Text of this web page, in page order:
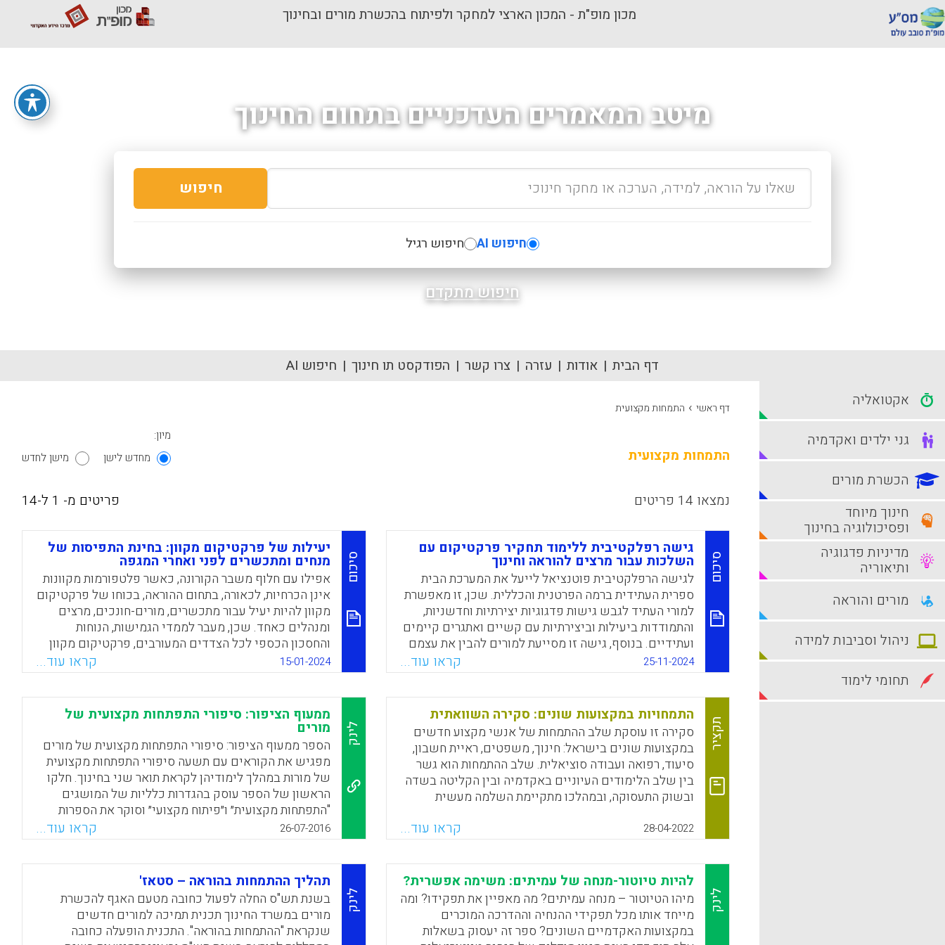
מכון מופ"ת - המכון הארצי למחקר ולפיתוח בהכשרת מורים ובחינוך
מיטב המאמרים העדכניים בתחום החינוך
חיפוש
חיפוש AI חיפוש רגיל
חיפוש מתקדם
דף הבית אודות עזרה צרו קשר הפודקסט תו חינוך חיפוש AI
דף ראשי › התמחות מקצועית
התמחות מקצועית
מיון:
מחדש לישן
מישן לחדש
נמצאו 14 פריטים פריטים מ- 1 ל-14
סיכום
גישה רפלקטיבית ללימוד תחקיר פרקטיקום עם
השלכות עבור מרצים להוראה וחינוך
לגישה הרפלקטיבית פוטנציאל לייעל את המערכת הבית
ספרית העתידית ברמה הפרטנית והכללית. שכן, זו מאפשרת
למורי העתיד לגבש גישות פדגוגיות יצירתיות וחדשניות,
והתמודדות ביעילות וביצירתיות עם קשיים ואתגרים קיימים
ועתידיים. בנוסף, גישה זו מסייעת למורים להבין את עצמם
טוב יותר, ללמוד להשתפר בכוחות עצמם, להשחיז את
מיומנויות ההוראה, לפתח מיומנויות אוטונומיות
ומוכוונות-עצמית ולפתח הרגל בריא של למידה לאורך החיים.
WhatsApp
Facebook
Email
X
25-11-2024 קראו עוד...
סיכום
יעילות של פרקטיקום מקוון: בחינת התפיסות של
מנחים ומתכשרים לפני ואחרי המגפה
אפילו עם חלוף משבר הקורונה, כאשר פלטפורמות מקוונות
אינן הכרחיות, לכאורה, בתחום ההוראה, בכוחו של פרקטיקום
מקוון להיות יעיל עבור מתכשרים, מורים-חונכים, מרצים
ומנהלים כאחד. שכן, מעבר לממדי הגמישות, הנוחות
והחסכון הכספי לכל הצדדים המעורבים, פרקטיקום מקוון
מסייע בהרחבת ההיצע הפרסונלי, הגדלת מצבת כוח האדם,
הטמעת טכנולוגיות מידע ותקשורת בחינוך, העמקת שיתופי
הפעולה הווירטואליים נרחבים ופריסת רשת הקשרים
המקצועיים.
WhatsApp
Facebook
Email
X
15-01-2024 קראו עוד...
תקציר
התמחויות במקצועות שונים: סקירה השוואתית
סקירה זו עוסקת שלב ההתמחות של אנשי מקצוע חדשים
במקצועות שונים בישראל: חינוך, משפטים, ראיית חשבון,
סיעוד, רפואה ועבודה סוציאלית. שלב ההתמחות הוא גשר
בין שלב הלימודים העיוניים באקדמיה ובין הקליטה בשדה
ובשוק התעסוקה, ובמהלכו מתקיימת השלמה מעשית
אמצעי כדי להתקבל לשוק התעסוקה, לפתח מיומנויות רכות
כמו עבודת צוות, מיומנויות תקשורת בין-אישית ופתרון בעיות
וכדי לצבור ניסיון מקצועי וגמול לעתיד.
WhatsApp
Facebook
Email
X
28-04-2022 קראו עוד...
לינק
ממעוף הציפור: סיפורי התפתחות מקצועית של
מורים
הספר ממעוף הציפור: סיפורי התפתחות מקצועית של מורים
מפגיש את הקוראים עם תשעה סיפורי התפתחות מקצועית
של מורות במהלך לימודיהן לקראת תואר שני בחינוך. חלקו
הראשון של הספר עוסק בהגדרות כלליות של המושגים
"התפתחות מקצועית״ ו״פיתוח מקצועי״ וסוקר את הספרות
העדכנית בתחום. חלקו השני מתמקד בסיפוריהן של המורות
ומארגן אותם בשלושה מעגלים בהתאם למקור ההניעה
להתפתחות: מעגל האני, הקשור באני המספר; מעגל האחר,
הקשור בסוכן שינוי משמעותי; ומעגל המערכת, הקשור
במערכת הארגונית הסובבת את המורה. ייחודו של הספר
בשזירה ובשילוב של המניעים הללו למודל שמציג תמונה
כוללת ומורכבת שלהם. תמונה זו יש בידה לסייע למורים
עצמם, לאנשי חינוך ולקובעי המדיניות בתחום (אורית
26-07-2016 קראו עוד...
לינק
להיות טיוטור-מנחה של עמיתים: משימה אפשרית?
מיהו הטיוטור – מנחה עמיתים? מה מאפיין את תפקידו? ומה
מייחד אותו מכל תפקידי ההנחיה וההדרכה המוכרים
במקצועות האקדמיים השונים? ספר זה יעסוק בשאלות
לינק
תהליך ההתמחות בהוראה – סטאז'
בשנת תש"ס החלה לפעול כחובה מטעם האגף להכשרת
מורים במשרד החינוך תכנית תמיכה למורים חדשים
שנקראת "ההתמחות בהוראה". התכנית הופעלה כחובה
אקטואליה
גני ילדים ואקדמיה
הכשרת מורים
חינוך מיוחד
ופסיכולוגיה בחינוך
מדיניות פדגוגיה
ותיאוריה
מורים והוראה
ניהול וסביבות למידה
תחומי לימוד